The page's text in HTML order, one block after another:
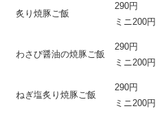
炙り焼豚ご飯
290円
ミニ200円
わさび醤油の焼豚ご飯
290円
ミニ200円
ねぎ塩炙り焼豚ご飯
290円
ミニ200円